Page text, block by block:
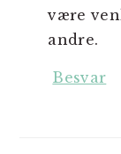
være
andre.
Besvar